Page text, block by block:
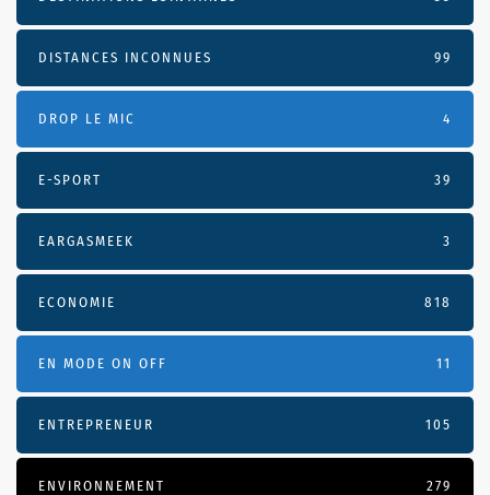
DISTANCES INCONNUES 99
DROP LE MIC 4
E-SPORT 39
EARGASMEEK 3
ECONOMIE 818
EN MODE ON OFF 11
ENTREPRENEUR 105
ENVIRONNEMENT 279